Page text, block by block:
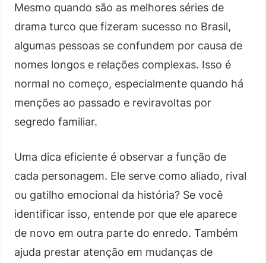
Mesmo quando são as melhores séries de
drama turco que fizeram sucesso no Brasil,
algumas pessoas se confundem por causa de
nomes longos e relações complexas. Isso é
normal no começo, especialmente quando há
menções ao passado e reviravoltas por
segredo familiar.
Uma dica eficiente é observar a função de
cada personagem. Ele serve como aliado, rival
ou gatilho emocional da história? Se você
identificar isso, entende por que ele aparece
de novo em outra parte do enredo. Também
ajuda prestar atenção em mudanças de